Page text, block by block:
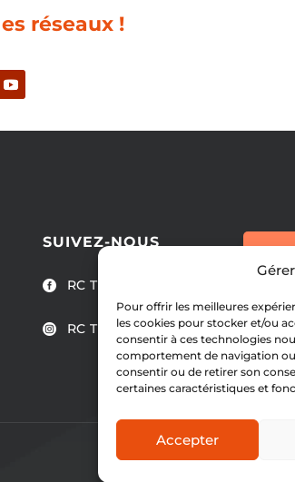
Pour offrir les meilleures
les cookies pour stocker et/ou
consentir à ces technologies
comportement de navigation ou
consentir ou de retirer son
certaines caractéristiques et
Accepter
réseaux !
SUIVEZ-NOUS
 RC Tubize
 RC Tubize
+32
Politque de protection des